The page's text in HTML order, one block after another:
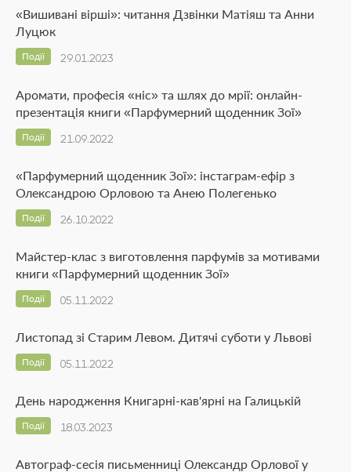
«Вишивані вірші»: читання Дзвінки Матіяш та Анни
Луцюк
29.01.2023
Події
Аромати, професія «ніс» та шлях до мрії: онлайн-
презентація книги «Парфумерний щоденник Зої»
21.09.2022
Події
«Парфумерний щоденник Зої»: інстаграм-ефір з
Олександрою Орловою та Анею Полегенько
26.10.2022
Події
Майстер-клас з виготовлення парфумів за мотивами
книги «Парфумерний щоденник Зої»
05.11.2022
Події
Листопад зі Старим Левом. Дитячі суботи у Львові
05.11.2022
Події
День народження Книгарні-кав'ярні на Галицькій
18.03.2023
Події
Автограф-сесія письменниці Олександр Орлової у